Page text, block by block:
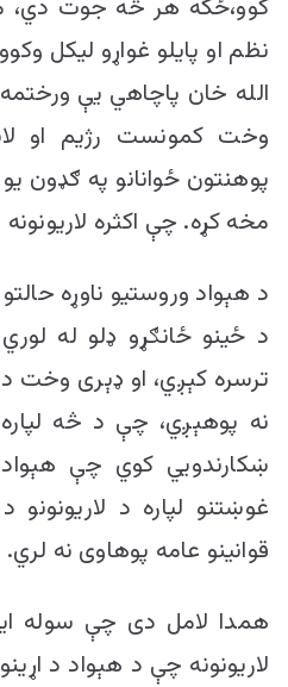
کوو،ځکه هر څه جوت دي،
نظم او پایلو غواړو لیکل
الله خان پاچاهي یې
وخت کمونست رژیم او
پوهنتون ځوانانو په ګډون
مخه کړه. چې اکثره
د هېواد وروستيو ناوړه حالتو
د ځینو ځانګړو ډلو له
ترسره کېږي، او ډېری وخت
نه پوهېږي، چې د څه
ښکارندویي کوي چې
غوښتنو لپاره د
قوانینو عامه پوهاوی نه لري.
همدا لامل دی چې سوله
لاریونونه چې د هېواد د